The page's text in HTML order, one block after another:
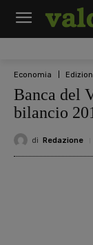
Economia
Banca del
bilancio
di Redazione